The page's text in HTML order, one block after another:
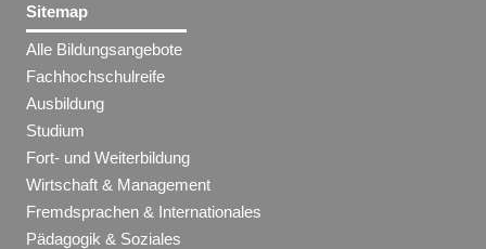
Sitemap
Alle Bildungsangebote
Fachhochschulreife
Ausbildung
Studium
Fort- und Weiterbildung
Wirtschaft & Management
Fremdsprachen & Internationales
Pädagogik & Soziales